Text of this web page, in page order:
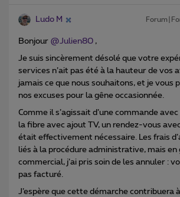
Ludo M
Bonjour ​ @Julien80 ,
Je suis sincèrement désolé que votre
services n’ait pas été à la hauteur de vos
jamais ce que nous souhaitons, et je vous
nos excuses pour la gêne occasionnée.
Comme il s’agissait d’une commande
la fibre avec ajout TV, un rendez-vous
était effectivement nécessaire. Les frais
liés à la procédure administrative, mais en
commercial, j’ai pris soin de les annuler :
pas facturé.
J’espère que cette démarche contribuera